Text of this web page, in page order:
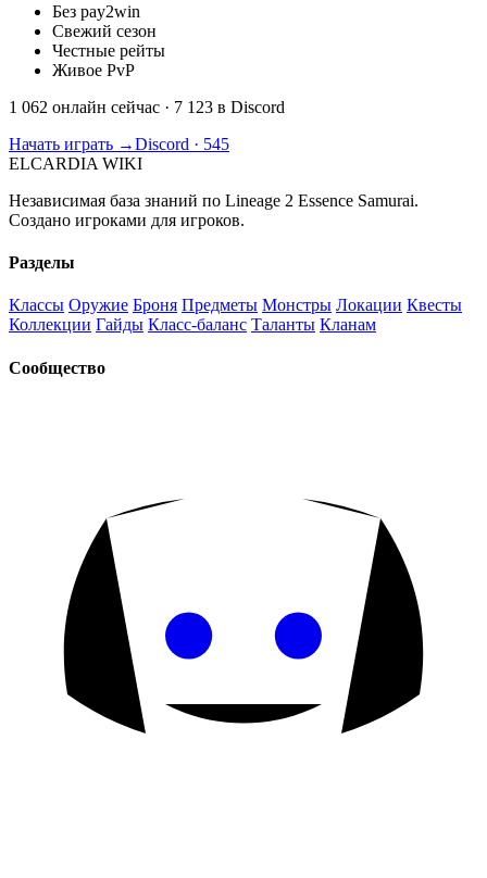
Без pay2win
Свежий сезон
Честные рейты
Живое PvP
1 062 онлайн сейчас · 7 123 в Discord
Начать играть →Discord · 545
ELCARDIA WIKI
Независимая база знаний по Lineage 2 Essence Samurai.
Создано игроками для игроков.
Разделы
Классы Оружие Броня Предметы Монстры Локации Квесты
Коллекции Гайды Класс-баланс Таланты Кланам
Сообщество